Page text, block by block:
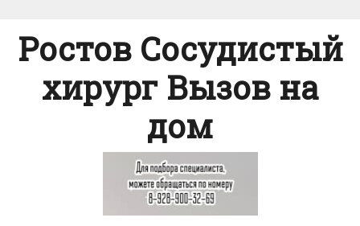
Ростов Сосудистый
хирург Вызов на
дом